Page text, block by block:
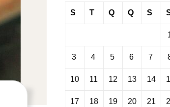
S T Q Q S
3 4 5 6 7
10 11 12 13 14
17 18 19 20 21